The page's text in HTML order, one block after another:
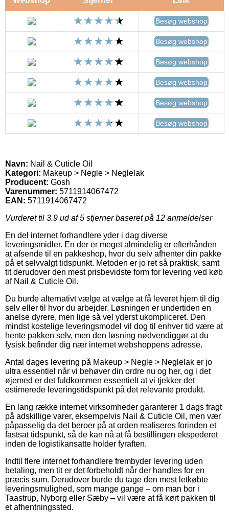
Besøg webshop
Besøg webshop
Besøg webshop
Besøg webshop
Besøg webshop
Besøg webshop
Navn: Nail & Cuticle Oil
Kategori: Makeup > Negle > Neglelak
Producent: Gosh
Varenummer: 5711914067472
EAN: 5711914067472
Vurderet til 3.9 ud af 5 stjerner baseret på 12 anmeldelser
En del internet forhandlere yder i dag diverse
leveringsmidler. En der er meget almindelig er efterhånden
at afsende til en pakkeshop, hvor du selv afhenter din pakke
på et selvvalgt tidspunkt. Metoden er jo ret så praktisk, samt
tit derudover den mest prisbevidste form for levering ved køb
af Nail & Cuticle Oil.
Du burde alternativt vælge at vælge at få leveret hjem til dig
selv eller til hvor du arbejder. Løsningen er undertiden en
anelse dyrere, men lige så vel yderst ukompliceret. Den
mindst kostelige leveringsmodel vil dog til enhver tid være at
hente pakken selv, men den løsning nødvendiggør at du
fysisk befinder dig nær internet webshoppens adresse.
Antal dages levering på Makeup > Negle > Neglelak er jo
ultra essentiel når vi behøver din ordre nu og her, og i det
øjemed er det fuldkommen essentielt at vi tjekker det
estimerede leveringstidspunkt på det relevante produkt.
En lang række internet virksomheder garanterer 1 dags fragt
på adskillige varer, eksempelvis Nail & Cuticle Oil, men vær
påpasselig da det beroer på at orden realiseres forinden et
fastsat tidspunkt, så de kan nå at få bestillingen ekspederet
inden de logistikansatte holder fyraften.
Indtil flere internet forhandlere frembyder levering uden
betaling, men tit er det forbeholdt når der handles for en
præcis sum. Derudover burde du tage den mest letkøbte
leveringsmulighed, som mange gange – om man bor i
Taastrup, Nyborg eller Sæby – vil være at få kørt pakken til
et afhentningssted.